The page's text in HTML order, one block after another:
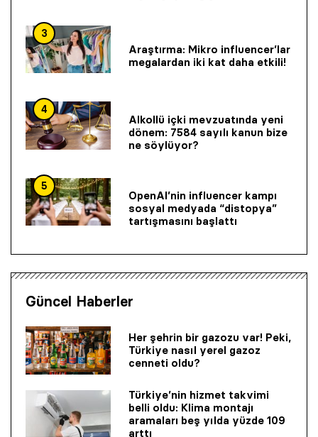
3
Araştırma: Mikro influencer’lar
megalardan iki kat daha etkili!
4
Alkollü içki mevzuatında yeni
dönem: 7584 sayılı kanun bize
ne söylüyor?
5
OpenAI’nin influencer kampı
sosyal medyada “distopya”
tartışmasını başlattı
Güncel Haberler
Her şehrin bir gazozu var! Peki,
Türkiye nasıl yerel gazoz
cenneti oldu?
Türkiye’nin hizmet takvimi
belli oldu: Klima montajı
aramaları beş yılda yüzde 109
arttı